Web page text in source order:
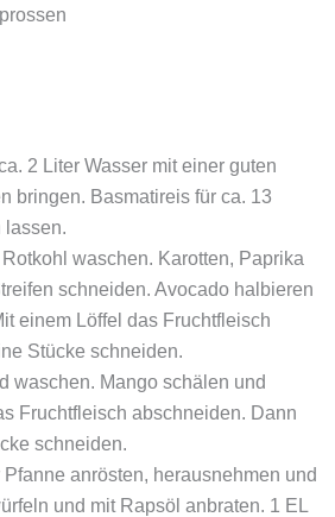
2 Liter Wasser mit einer guten
bringen. Basmatireis für ca. 13
lassen.
waschen. Karotten, Paprika
schneiden. Avocado halbieren
einem Löffel das Fruchtfleisch
Stücke schneiden.
waschen. Mango schälen und
Fruchtfleisch abschneiden. Dann
schneiden.
anrösten, herausnehmen und
und mit Rapsöl anbraten. 1 EL